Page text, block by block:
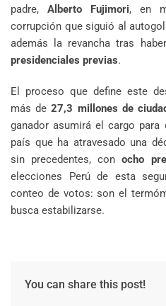
padre, Alberto Fujimori, en
corrupción que siguió al
además la revancha tras
presidenciales previas.
El proceso que define este
más de27,3 millones de
ganador asumirá el cargo para
país que ha atravesado una
sin precedentes, conocho
elecciones Perú de esta
conteo de votos: son el
busca estabilizarse.
You can share this post!